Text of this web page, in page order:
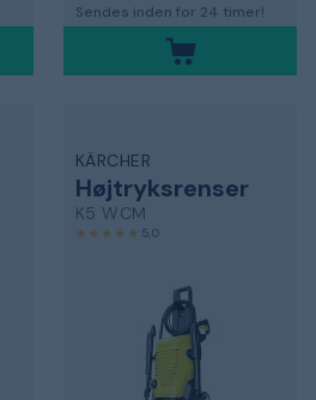
Sendes inden for 24 timer!
KÄRCHER
Højtryksrenser
K5 WCM
5,0